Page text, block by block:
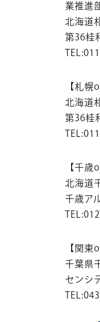
業推進
北海道
第36桂
TEL:
【札幌
北海道
第36桂
TEL:
【千歳
北海道
千歳ア
TEL:
【関東
千葉県
センシ
TEL: